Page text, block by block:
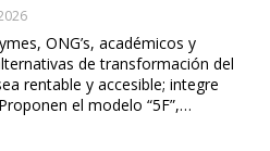
ONG’s, académicos y
de transformación del
rentable y accesible; integre
el modelo “5F”,…